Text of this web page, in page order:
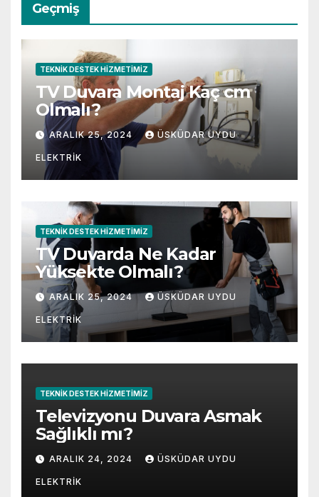
Geçmiş
TEKNIK DESTEK HIZMETIMIZ
TV Duvara Montaj Kaç cm
Olmalı?
ARALIK 25, 2024 ÜSKÜDAR UYDU
ELEKTRIK
TEKNIK DESTEK HIZMETIMIZ
TV Duvarda Ne Kadar
Yüksekte Olmalı?
ARALIK 25, 2024 ÜSKÜDAR UYDU
ELEKTRIK
TEKNIK DESTEK HIZMETIMIZ
Televizyonu Duvara Asmak
Sağlıklı mı?
ARALIK 24, 2024 ÜSKÜDAR UYDU
ELEKTRIK